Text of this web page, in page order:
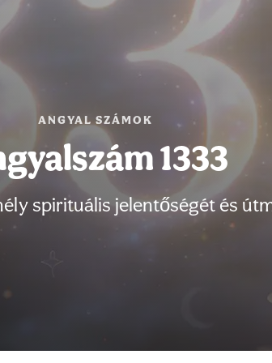
ANGYAL SZÁMOK
1333
spirituális jelentőségét és